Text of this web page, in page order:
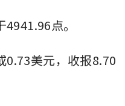
点。
0.73美元，收报8.70